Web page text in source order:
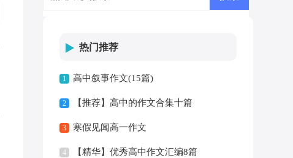
热门推荐
1 高中叙事作文(15篇)
2 【推荐】高中的作文合集十篇
3 寒假见闻高一作文
4 【精华】优秀高中作文汇编8篇